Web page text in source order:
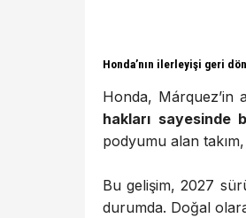
Honda’nın ilerleyişi geri
Honda, Márquez’in
hakları sayesinde
podyumu alan
Bu gelişim, 2027
durumda. Doğal